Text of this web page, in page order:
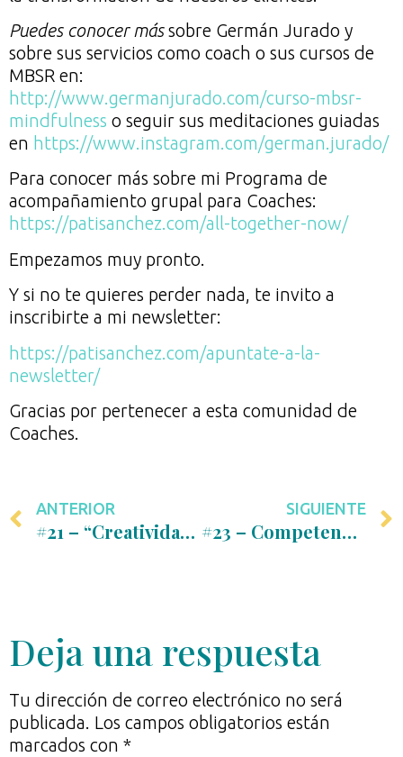
Puedes conocer mássobre Germán Jurado y
sobre sus servicios como coach o sus cursos de
MBSR en:
http://www.germanjurado.com/curso-mbsr-
mindfulness o seguir sus meditaciones guiadas
en https://www.instagram.com/german.jurado/
Para conocer más sobre mi Programa de
acompañamiento grupal para Coaches:
https://patisanchez.com/all-together-now/
Empezamos muy pronto.
Y si no te quieres perder nada, te invito a
inscribirte a mi newsletter:
https://patisanchez.com/apuntate-a-la-
newsletter/
Gracias por pertenecer a esta comunidad de
Coaches.
ANTERIOR
#21 – “Creatividad, arte y movimiento como herramientas para el coaching, con Raquel Calvo”
SIGUIENTE
#23 – Competencias y Certificación por ICF – Beneficios de supervisar nuestro coaching, con Nadia Peeters
Deja una respuesta
Tu dirección de correo electrónico no será
publicada. Los campos obligatorios están
marcados con *